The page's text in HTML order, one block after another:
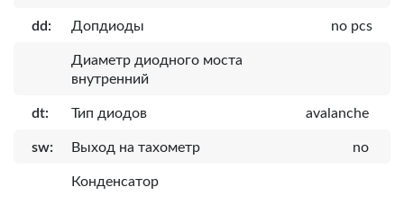
dd: Допдиоды no pcs
Диаметр диодного моста
внутренний
dt: Тип диодов avalanche
sw: Выход на тахометр no
Конденсатор